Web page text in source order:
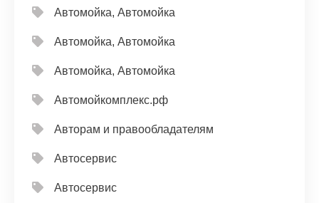
Автомойка, Автомойка
Автомойка, Автомойка
Автомойка, Автомойка
Автомойкомплекс.рф
Авторам и правообладателям
Автосервис
Автосервис